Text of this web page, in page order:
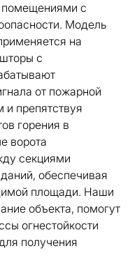
помещениями с
Модель
на
с
от пожарной
и препятствуя
горения в
ворота
секциями
обеспечивая
площади. Наши
объекта, помогут
огнестойкости
получения